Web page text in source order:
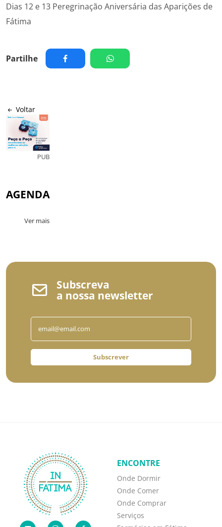
Dias 12 e 13 Peregrinação Aniversária das Aparições de
Fátima
Partilhe
Voltar
PUB
AGENDA
Ver mais
Subscreva
a nossa newsletter
Subscrever
ENCONTRE
Onde Dormir
Onde Comer
Onde Comprar
Serviços